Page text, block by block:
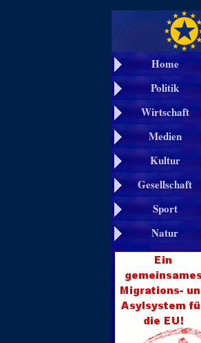
Home
Politik
Wirtschaft
Medien
Kultur
Gesellschaft
Sport
Natur